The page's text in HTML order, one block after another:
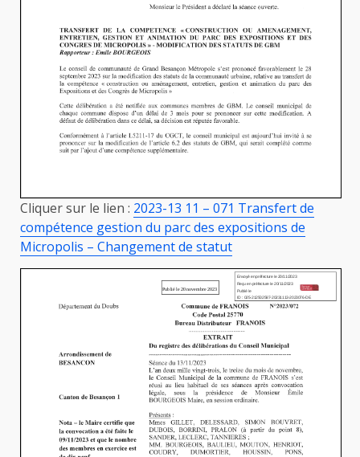
Cliquer sur le lien : 2023-13 11 – 071 Transfert de
compétence gestion du parc des expositions de
Micropolis – Changement de statut